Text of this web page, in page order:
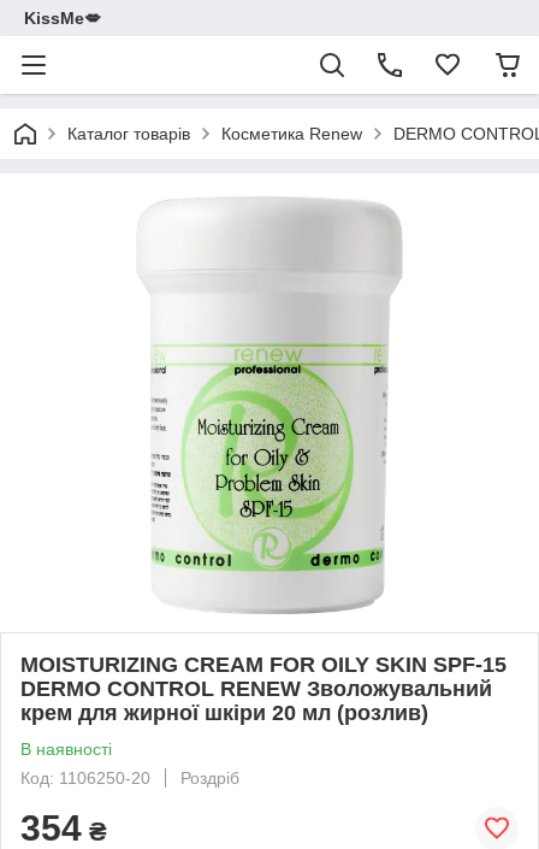
KissMe💋
Каталог товарів Косметика Renew DERMO
MOISTURIZING CREAM FOR OILY SKIN SPF-15
DERMO CONTROL RENEW Зволожувальний
крем для жирної шкіри 20 мл (розлив)
В наявності
Код: 1106250-20
Роздріб
354 ₴